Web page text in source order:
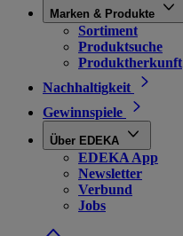
Marken & Produkte
Sortiment
Produktsuche
Produktherkunft
Nachhaltigkeit
Gewinnspiele
Über EDEKA
EDEKA App
Newsletter
Verbund
Jobs